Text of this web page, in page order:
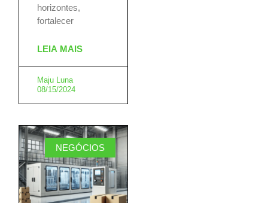
horizontes,
fortalecer
LEIA MAIS
Maju Luna
08/15/2024
NEGÓCIOS